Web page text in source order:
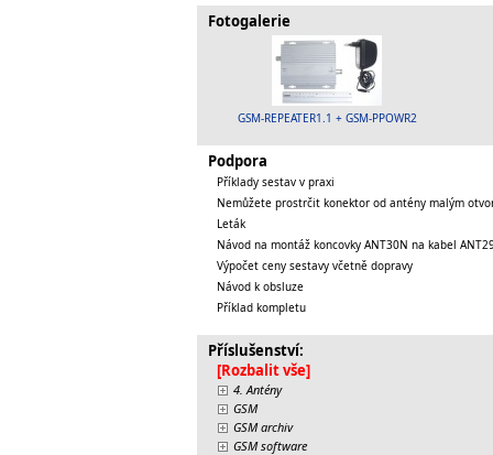
Fotogalerie
GSM-REPEATER1.1 + GSM-PPOWR2
Podpora
Příklady sestav v praxi
Nemůžete prostrčit konektor od antény malým
Leták
Návod na montáž koncovky ANT30N na kabel
Výpočet ceny sestavy včetně dopravy
Návod k obsluze
Příklad kompletu
Příslušenství:
[Rozbalit vše]
4. Antény
GSM
GSM archiv
GSM software